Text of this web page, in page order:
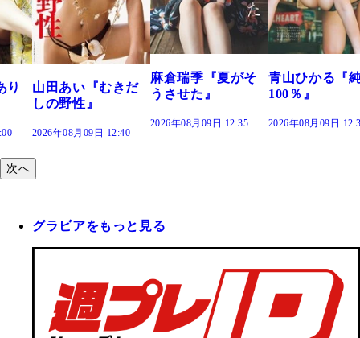
山田あい『むきだ
しの野性』
2026年08月09日 12:40
麻倉瑞季『夏がそ
うさせた』
2026年08月09日 12:35
青山ひかる『
100％』
2026年08月09日
り
次へ
グラビアをもっと見る